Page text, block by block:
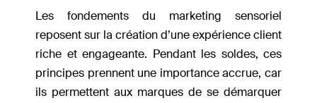
Les fondements du marketing sensoriel
reposent sur la création d’une expérience client
riche et engageante. Pendant les soldes, ces
principes prennent une importance accrue, car
ils permettent aux marques de se démarquer